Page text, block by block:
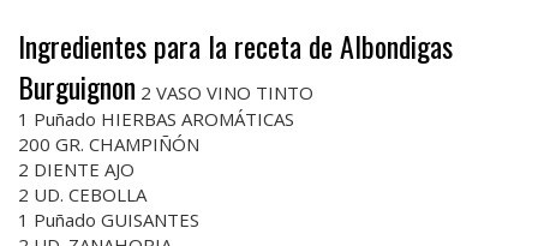
Ingredientes para la receta de Albondigas
Burguignon 2 VASO VINO TINTO
1 Puñado HIERBAS AROMÁTICAS
200 GR. CHAMPIÑÓN
2 DIENTE AJO
2 UD. CEBOLLA
1 Puñado GUISANTES